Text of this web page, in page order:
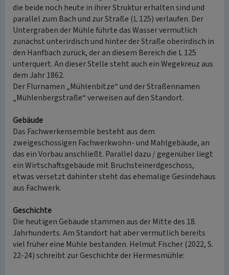
die beide noch heute in ihrer Struktur erhalten sind und
parallel zum Bach und zur Straße (L 125) verlaufen. Der
Untergraben der Mühle führte das Wasser vermutlich
zunächst unterirdisch und hinter der Straße oberirdisch in
den Hanfbach zurück, der an diesem Bereich die L 125
unterquert. An dieser Stelle steht auch ein Wegekreuz aus
dem Jahr 1862.
Der Flurnamen „Mühlenbitze“ und der Straßennamen
„Mühlenbergstraße“ verweisen auf den Standort.
Gebäude
Das Fachwerkensemble besteht aus dem
zweigeschossigen Fachwerkwohn- und Mahlgebäude, an
das ein Vorbau anschließt. Parallel dazu / gegenüber liegt
ein Wirtschaftsgebäude mit Bruchsteinerdgeschoss,
etwas versetzt dahinter steht das ehemalige Gesindehaus
aus Fachwerk.
Geschichte
Die heutigen Gebäude stammen aus der Mitte des 18.
Jahrhunderts. Am Standort hat aber vermutlich bereits
viel früher eine Mühle bestanden. Helmut Fischer (2022, S.
22-24) schreibt zur Geschichte der Hermesmühle: